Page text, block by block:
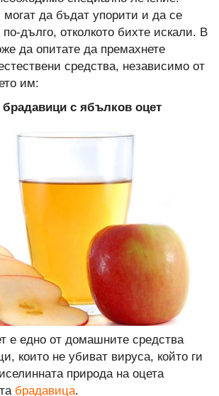
могат да бъдат упорити и да се
дълго, отколкото бихте искали. В
да опитате да премахнете
средства, независимо от
им:
брадавици с ябълков оцет
е едно от домашните средства
които не убиват вируса, който ги
природа на оцета
брадавица.